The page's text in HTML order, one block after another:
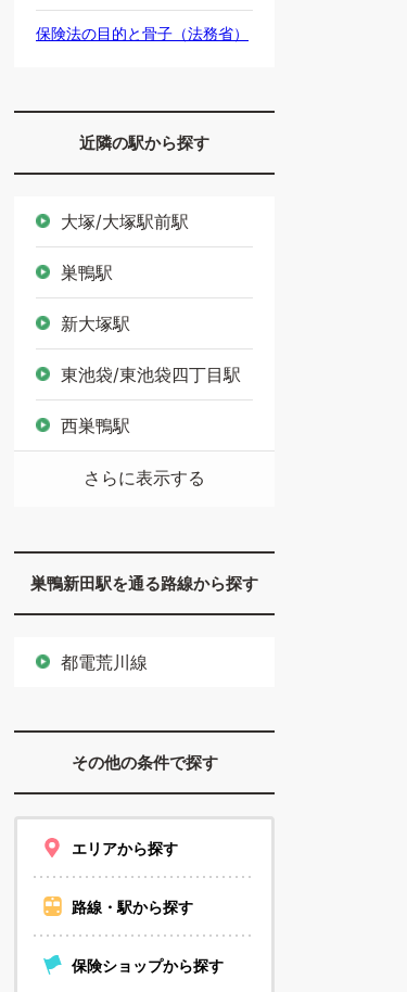
保険法の目的と骨子（法務省）
近隣の駅から探す
大塚/大塚駅前駅
巣鴨駅
新大塚駅
東池袋/東池袋四丁目駅
西巣鴨駅
さらに表示する
巣鴨新田駅を通る路線から探す
都電荒川線
その他の条件で探す
エリアから探す
路線・駅から探す
保険ショップから探す